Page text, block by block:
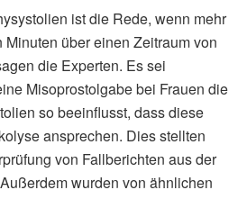
ist die Rede, wenn mehr
über einen Zeitraum von
die Experten. Es sei
Misoprostolgabe bei Frauen die
so beeinflusst, dass diese
ansprechen. Dies stellten
von Fallberichten aus der
wurden von ähnlichen